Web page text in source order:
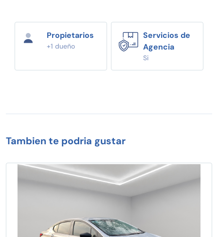
Propietarios
+1 dueño
Servicios de
Agencia
Si
Tambien te podria gustar